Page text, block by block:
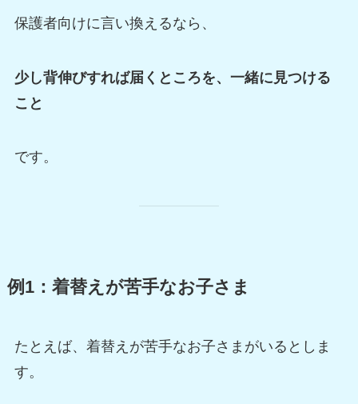
保護者向けに言い換えるなら、
少し背伸びすれば届くところを、一緒に見つける
こと
です。
例1：着替えが苦手なお子さま
たとえば、着替えが苦手なお子さまがいるとしま
す。